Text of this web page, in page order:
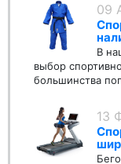
09
В
выбор
большинства
13